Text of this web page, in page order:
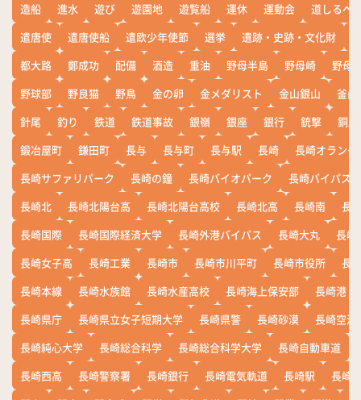
造船
進水 遊び 遊園地 遊覧船 運休 運動会
道しるべ
遣唐使
遣唐使船 遣欧少年使節 選挙 遺跡・史跡・文化財
都大路
鄭成功 配備 酒造 重油 野母半島 野母崎
野母
野球部
野良猫 野鳥 金の卵 金メダリスト 金山銀山
釜山
針尾
釣り 鉄道 鉄道事故 銀嶺 銀座 銀行 銃撃
銅座
鍛冶屋町
鎌田町 長与 長与町 長与駅 長崎
長崎オランダ
長崎サファリパーク
長崎の鐘 長崎バイオパーク
長崎バイパス
長崎北
長崎北陽台高 長崎北陽台高校 長崎北高 長崎南
長
長崎国際
長崎国際経済大学 長崎外港バイパス 長崎大丸
長崎
長崎女子高
長崎工業 長崎市 長崎市川平町 長崎市役所
長
長崎本線
長崎水族館 長崎水産高校 長崎海上保安部
長崎港
長崎県庁
長崎県立女子短期大学 長崎県警 長崎砂漠
長崎空港
長崎純心大学
長崎総合科学 長崎総合科学大学 長崎自動車道
長崎西高
長崎警察署 長崎銀行 長崎電気軌道 長崎駅
長崎